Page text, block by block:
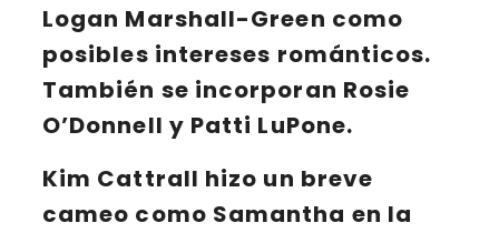
Logan Marshall-Green como
posibles intereses románticos.
También se incorporan Rosie
O’Donnell y Patti LuPone. ​
Kim Cattrall hizo un breve
cameo como Samantha en la